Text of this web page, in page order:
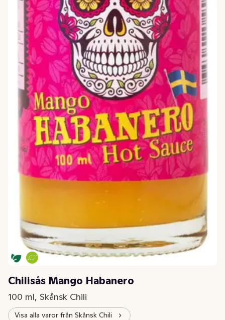
Chilisås Mango Habanero
100 ml, Skånsk Chili
Visa alla varor från Skånsk Chili